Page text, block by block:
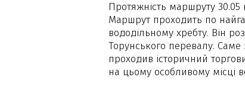
Протяжність маршруту
Маршрут проходить по
вододільному хребту. Він
Торунського перевалу. Саме
проходив історичний
на цьому особливому місці